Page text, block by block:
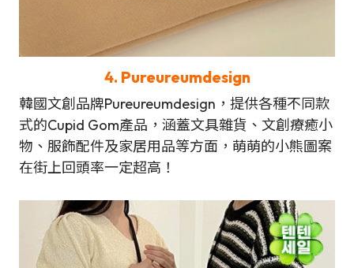
4. Pureureumdesign
韓國文創品牌Pureureumdesign，提供各種不同款
式的Cupid Gom產品，涵蓋文具雜貨、文創療癒小
物、服飾配件及家居用品等方面，萌萌的小熊圖案
在街上回頭率一定超高！